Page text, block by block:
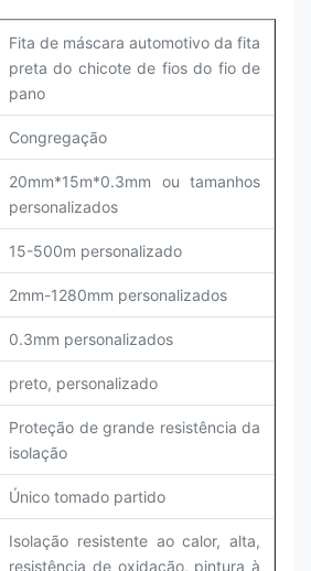
Fita de máscara automotivo da fita
preta do chicote de fios do fio de
pano
Congregação
20mm*15m*0.3mm ou tamanhos
personalizados
15-500m personalizado
2mm-1280mm personalizados
0.3mm personalizados
preto, personalizado
Proteção de grande resistência da
isolação
Único tomado partido
Isolação resistente ao calor, alta,
resistência de oxidação, pintura à